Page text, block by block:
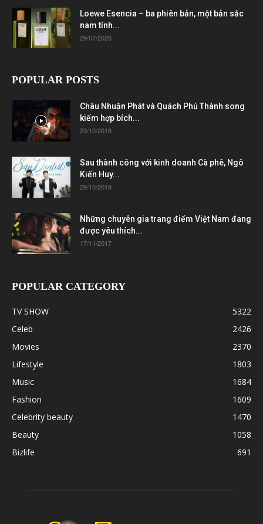
Loewe Esencia – ba phiên bản, một bản sắc
nam tính...
29/07/2026
POPULAR POSTS
Châu Nhuận Phát và Quách Phú Thành song
kiếm hợp bích...
23/10/2018
Sau thành công với kinh doanh Cà phê, Ngô
Kiến Huy...
29/10/2019
Những chuyên gia trang điểm Việt Nam đang
được yêu thích...
17/11/2017
POPULAR CATEGORY
TV SHOW
5322
Celeb
2426
Movies
2370
Lifestyle
1803
Music
1684
Fashion
1609
Celebrity beauty
1470
Beauty
1058
Bizlife
691